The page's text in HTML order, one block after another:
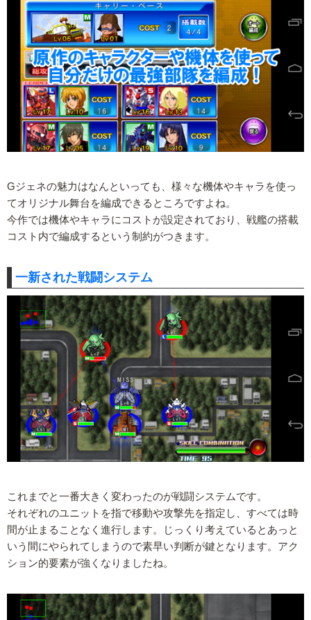
Gジェネの魅力はなんといっても、様々な機体やキャラを使っ
てオリジナル舞台を編成できるところですよね。
今作では機体やキャラにコストが設定されており、戦艦の搭載
コスト内で編成するという制約がつきます。
一新された戦闘システム
これまでと一番大きく変わったのが戦闘システムです。
それぞれのユニットを指で移動や攻撃先を指定し、すべては時
間が止まることなく進行します。じっくり考えているとあっと
いう間にやられてしまうので素早い判断が鍵となります。アク
ション的要素が強くなりましたね。